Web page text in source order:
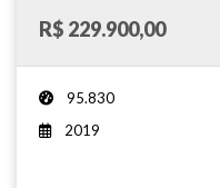
R$ 229.900,00
95.830
2019